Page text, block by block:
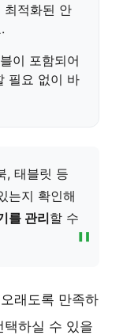
최적화된 안
이 포함되어
필요 없이 바
, 태블릿 등
는지 확인해
를 관리할 수
래도록 만족하
하실 수 있을